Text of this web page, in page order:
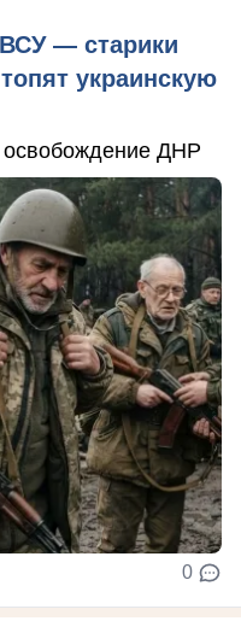
— старики
украинскую
освобождение ДНР
0